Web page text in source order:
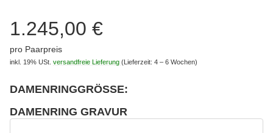
1.245,00 €
pro Paarpreis
inkl. 19% USt. versandfreie Lieferung (Lieferzeit: 4 – 6 Wochen)
DAMENRINGGRÖSSE:
DAMENRING GRAVUR